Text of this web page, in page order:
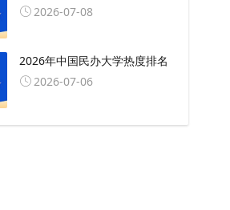
2026-07-08
2026年中国民办大学热度排名
2026-07-06